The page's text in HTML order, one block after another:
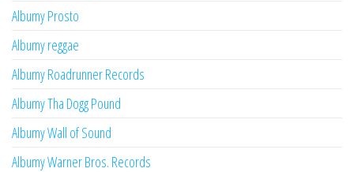
Albumy Prosto
Albumy reggae
Albumy Roadrunner Records
Albumy Tha Dogg Pound
Albumy Wall of Sound
Albumy Warner Bros. Records